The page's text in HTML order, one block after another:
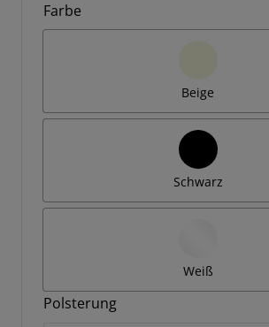
Farbe
Beige
Schwarz
Weiß
Polsterung